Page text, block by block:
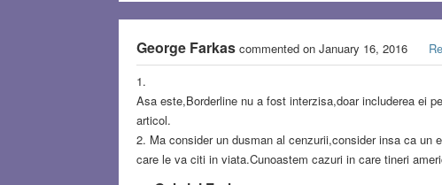
George Farkas commented on January 16, 2016
1.
Asa este,Borderline nu a fost interzisa,doar includerea ei
articol.
2. Ma consider un dusman al cenzurii,consider insa ca un
care le va citi in viata.Cunoastem cazuri in care tineri